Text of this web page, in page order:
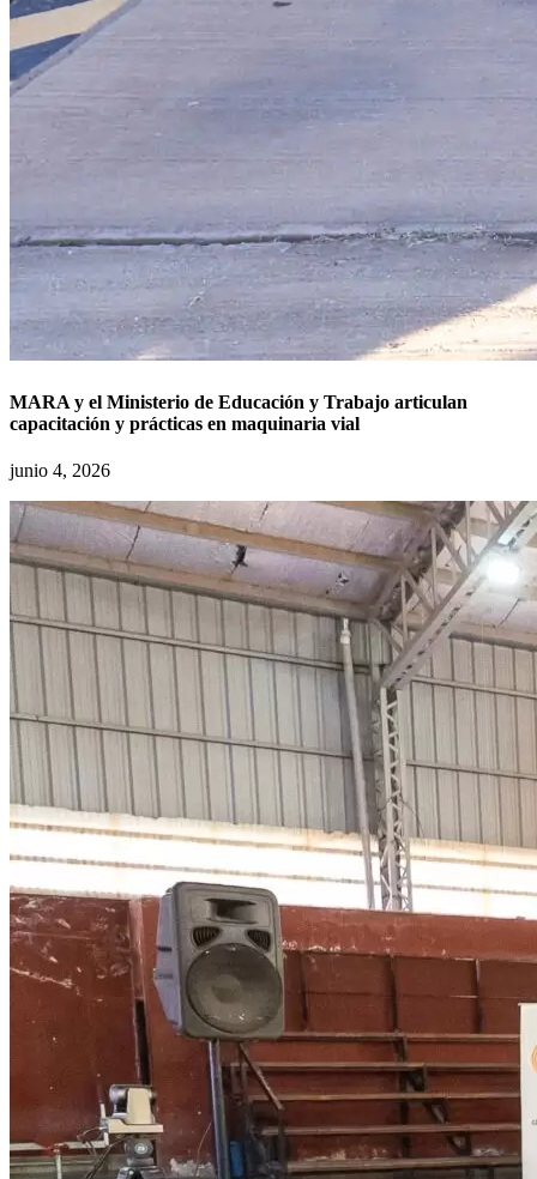
MARA y el Ministerio de Educación y Trabajo articulan
capacitación y prácticas en maquinaria vial
junio 4, 2026